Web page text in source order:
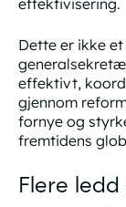
effektivisering.
Dette er ikke
effektivt,
gjennom
fornye og
fremtidens
Flere